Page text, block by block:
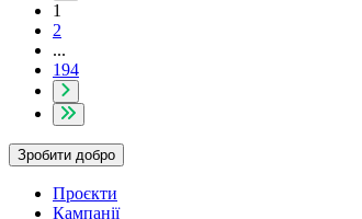
1
2
...
194
Зробити добро
Проєкти
Кампанії